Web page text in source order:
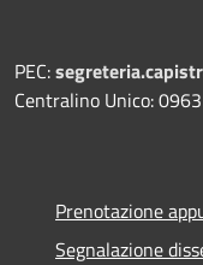
PEC:
Centralino Unico:
Prenotazione
Segnalazione